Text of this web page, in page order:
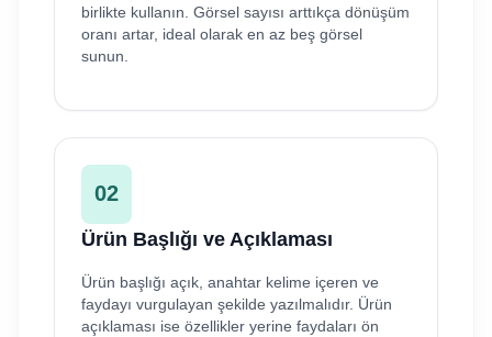
birlikte kullanın. Görsel sayısı arttıkça dönüşüm
oranı artar, ideal olarak en az beş görsel
sunun.
02
Ürün Başlığı ve Açıklaması
Ürün başlığı açık, anahtar kelime içeren ve
faydayı vurgulayan şekilde yazılmalıdır. Ürün
açıklaması ise özellikler yerine faydaları ön